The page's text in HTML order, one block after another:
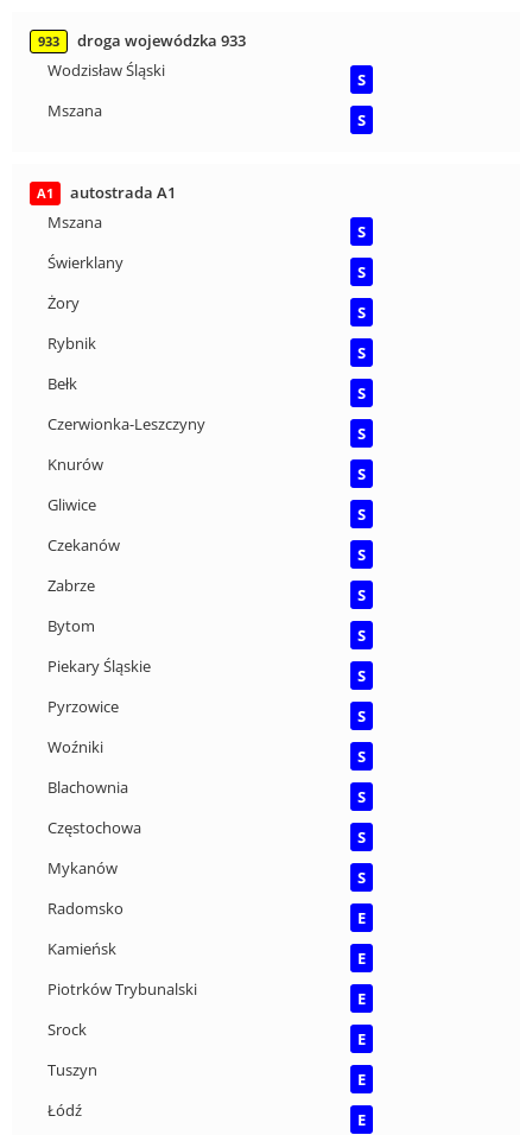
933
droga wojewódzka 933
Wodzisław Śląski
S
Mszana
S
A1
autostrada A1
Mszana
S
Świerklany
S
Żory
S
Rybnik
S
Bełk
S
Czerwionka-Leszczyny
S
Knurów
S
Gliwice
S
Czekanów
S
Zabrze
S
Bytom
S
Piekary Śląskie
S
Pyrzowice
S
Woźniki
S
Blachownia
S
Częstochowa
S
Mykanów
S
Radomsko
E
Kamieńsk
E
Piotrków Trybunalski
E
Srock
E
Tuszyn
E
Łódź
E